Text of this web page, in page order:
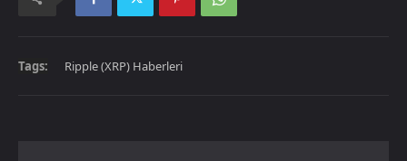
Tags: Ripple (XRP) Haberleri